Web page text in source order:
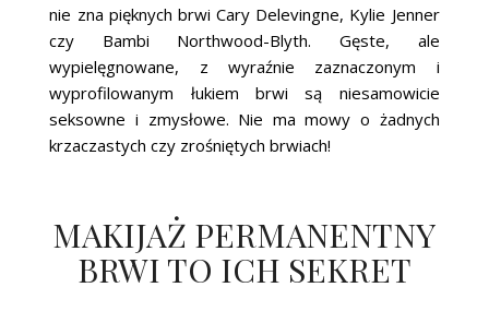
nie zna pięknych brwi Cary Delevingne, Kylie Jenner
czy Bambi Northwood-Blyth. Gęste, ale
wypielęgnowane, z wyraźnie zaznaczonym i
wyprofilowanym łukiem brwi są niesamowicie
seksowne i zmysłowe. Nie ma mowy o żadnych
krzaczastych czy zrośniętych brwiach!
MAKIJAŻ PERMANENTNY
BRWI TO ICH SEKRET